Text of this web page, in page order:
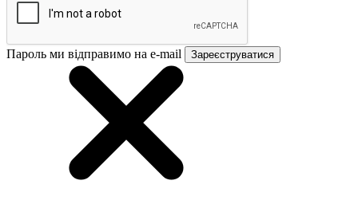
Пароль ми відправимо на e-mail Зареєструватися